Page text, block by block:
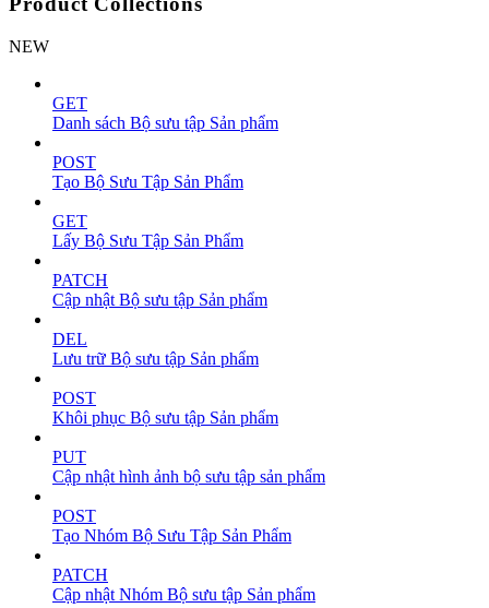
NEW
GET
Danh sách Bộ sưu tập Sản phẩm
POST
Tạo Bộ Sưu Tập Sản Phẩm
GET
Lấy Bộ Sưu Tập Sản Phẩm
PATCH
Cập nhật Bộ sưu tập Sản phẩm
DEL
Lưu trữ Bộ sưu tập Sản phẩm
POST
Khôi phục Bộ sưu tập Sản phẩm
PUT
Cập nhật hình ảnh bộ sưu tập sản phẩm
POST
Tạo Nhóm Bộ Sưu Tập Sản Phẩm
PATCH
Cập nhật Nhóm Bộ sưu tập Sản phẩm